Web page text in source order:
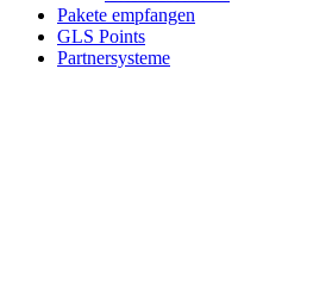
Pakete empfangen
GLS Points
Partnersysteme